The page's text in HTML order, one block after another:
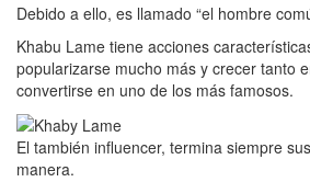
Debido a ello, es llamado “el hombre
Khabu Lame tiene acciones
popularizarse mucho más y crecer tanto
convertirse en uno de los más famosos.
El también influencer, termina siempre
manera.